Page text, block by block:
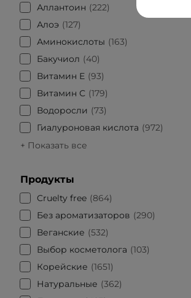
Аллантоин
222
Алоэ 127
Аминокислоты
163
Бакучиол
40
Витамин Е 93
Витамин С 179
Водоросли
73
Гиалуроновая кислота
972
+ Показать все
Продукты
Cruelty free 864
Без ароматизаторов
290
Веганские
532
Выбор косметолога
103
Корейские
1651
Натуральные
362